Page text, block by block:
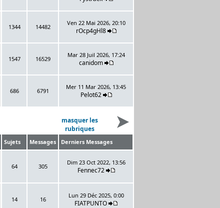
1344 14482
Ven 22 Mai 2026, 20:10
rOcp4gHl8
1547 16529
Mar 28 Juil 2026, 17:24
canidom
686 6791
Mer 11 Mar 2026, 13:45
Pelot62
masquer les
rubriques
Sujets Messages Derniers Messages
64 305
Dim 23 Oct 2022, 13:56
Fennec72
14 16
Lun 29 Déc 2025, 0:00
FIATPUNTO